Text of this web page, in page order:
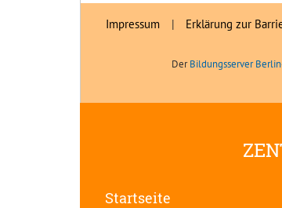
Impressum | Erklärung zur
DerBildungsserver
Startseite